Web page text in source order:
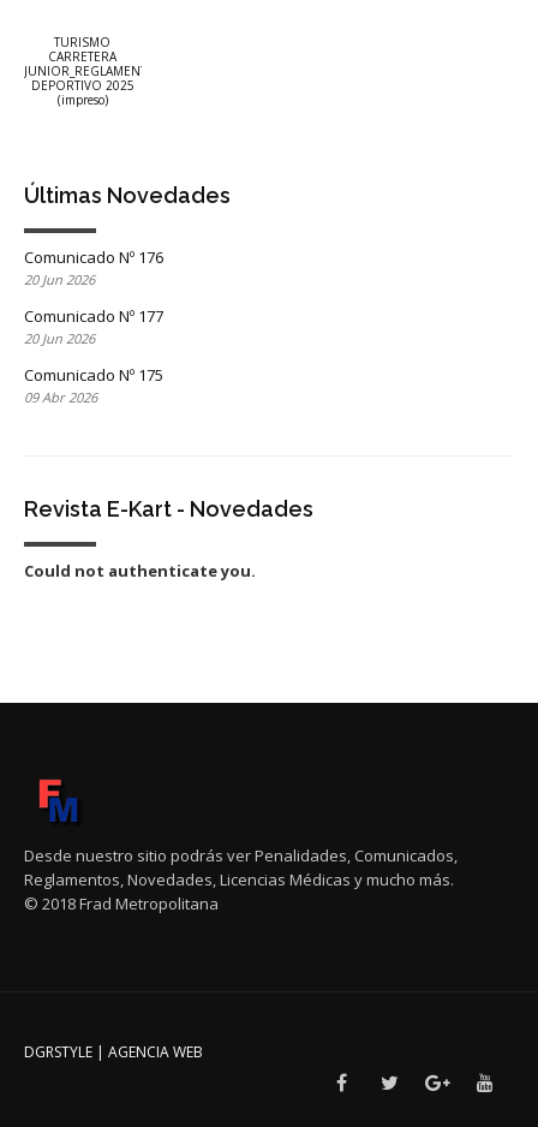
TURISMO
CARRETERA
JUNIOR_REGLAMENTO
DEPORTIVO 2025
(impreso)
Últimas Novedades
Comunicado Nº 176
20 Jun 2026
Comunicado Nº 177
20 Jun 2026
Comunicado Nº 175
09 Abr 2026
Revista E-Kart - Novedades
Could not authenticate you.
Desde nuestro sitio podrás ver Penalidades, Comunicados,
Reglamentos, Novedades, Licencias Médicas y mucho más.
© 2018 Frad Metropolitana
DGRSTYLE | AGENCIA WEB